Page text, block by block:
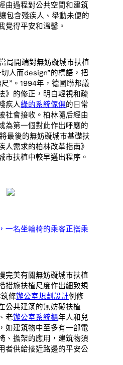
由過程對公共空間和建筑
包含殘疾人、舉動未便的
覺得平安和溫馨。
開端對無妨礙城市扶植
人而design”的標語，把
”。1994年，德國聯邦議
》的修正，明白輕視和疏
疾人綠的系統傢俱的日常
社會接收。柏林隨后經由
為第一個對此作出呼應的
最後的無妨礙城市基礎扶
人需求的柏林改革指南》
市扶植中較早邁出程序。
名坐輪椅的乘客正搭乘
美有關無妨礙城市扶植
措施扶植尺度作出細致規
條辦公室規劃設計例修
公共建筑的無妨礙扶植
老辦公室系統櫃年人和兒
如建筑物中至多有一部電
、擔架的應用，建筑物須
者供給接近路邊的平安公